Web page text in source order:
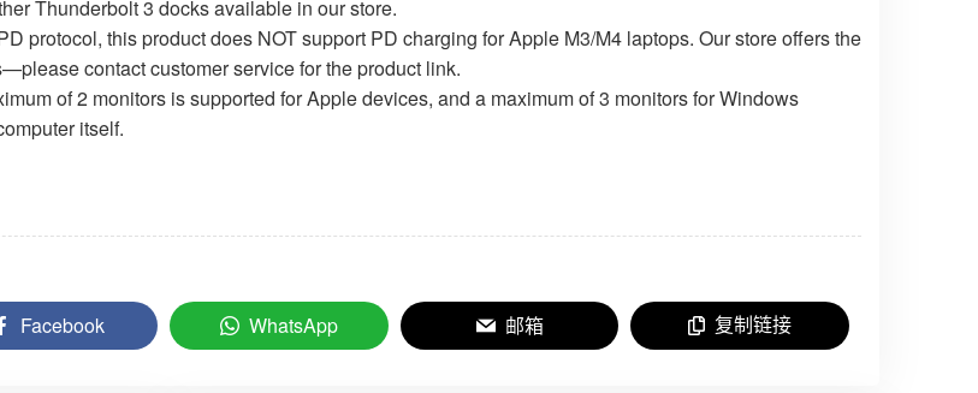
Thunderbolt 3 docks available in our store.
protocol, this product does NOT support PD charging for Apple M3/M4 laptops. Our store offers the
contact customer service for the product link.
of 2 monitors is supported for Apple devices, and a maximum of 3 monitors for Windows
itself.
Facebook WhatsApp 邮箱 复制链接